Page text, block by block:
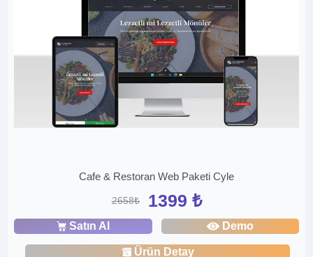
Cafe & Restoran Web Paketi Cyle
2658₺ 1399 ₺
Satın Al Demo
Ürün Detay